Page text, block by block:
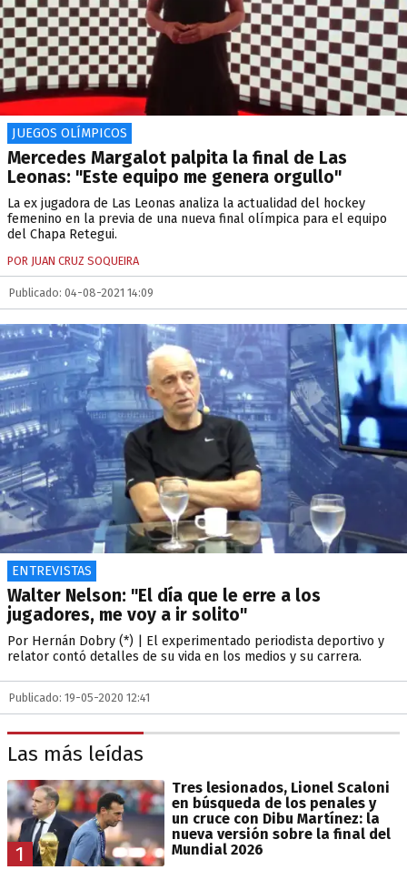
JUEGOS OLÍMPICOS
Mercedes Margalot palpita la final de Las
Leonas: "Este equipo me genera orgullo"
La ex jugadora de Las Leonas analiza la actualidad del hockey
femenino en la previa de una nueva final olímpica para el equipo
del Chapa Retegui.
POR JUAN CRUZ SOQUEIRA
Publicado: 04-08-2021 14:09
ENTREVISTAS
Walter Nelson: "El día que le erre a los
jugadores, me voy a ir solito"
Por Hernán Dobry (*) | El experimentado periodista deportivo y
relator contó detalles de su vida en los medios y su carrera.
Publicado: 19-05-2020 12:41
Las más leídas
1
Tres lesionados, Lionel Scaloni
en búsqueda de los penales y
un cruce con Dibu Martínez: la
nueva versión sobre la final del
Mundial 2026